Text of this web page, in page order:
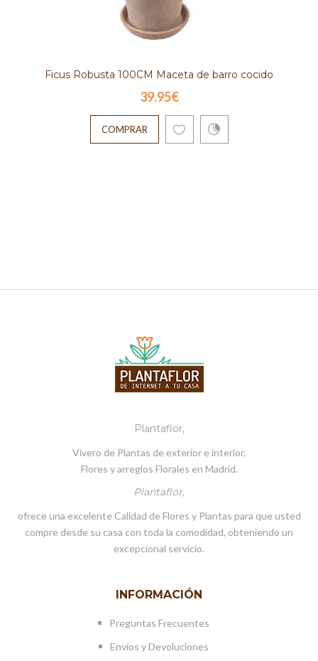
Ficus Robusta 100CM Maceta de barro cocido
39.95€
COMPRAR
Plantaflor,
Vivero de Plantas de exterior e interior,
Flores y arreglos Florales en Madrid.
Plantaflor,
ofrece una excelente Calidad de Flores y Plantas para que usted
compre desde su casa con toda la comodidad, obteniendo un
excepcional servicio.
INFORMACIÓN
Preguntas Frecuentes
Envíos y Devoluciones